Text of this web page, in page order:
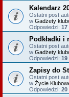
Kalendarz
Ostatni post
w Gadżety
Odpowiedzi: 17
Podkładki i
Ostatni post
w Gadżety
Odpowiedzi: 19
Zapisy do
Ostatni post
w Życie
Odpowiedzi: 20